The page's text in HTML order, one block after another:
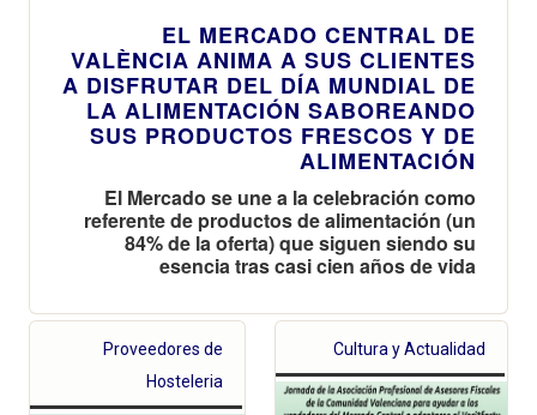
EL MERCADO CENTRAL DE
VALÈNCIA ANIMA A SUS CLIENTES
A DISFRUTAR DEL DÍA MUNDIAL DE
LA ALIMENTACIÓN SABOREANDO
SUS PRODUCTOS FRESCOS Y DE
ALIMENTACIÓN
El Mercado se une a la celebración como
referente de productos de alimentación (un
84% de la oferta) que siguen siendo su
esencia tras casi cien años de vida
Proveedores de
Hosteleria
Cultura y Actualidad